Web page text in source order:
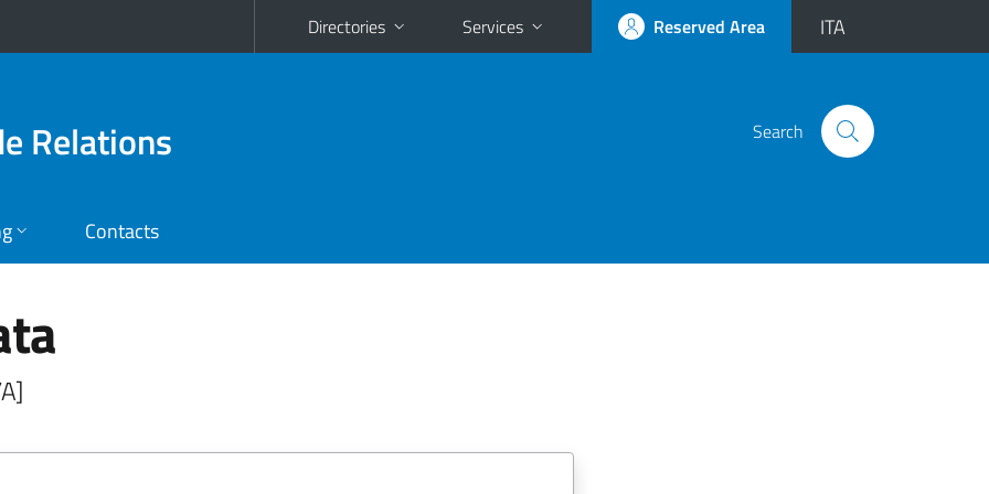
Directories Services Reserved Area ITA
Relations Search
Contacts